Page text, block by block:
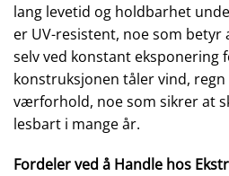
lang levetid og holdbarhet
er UV-resistent, noe som betyr
selv ved konstant eksponering
konstruksjonen tåler vind,
værforhold, noe som sikrer at
lesbart i mange år.
Fordeler ved å Handle hos